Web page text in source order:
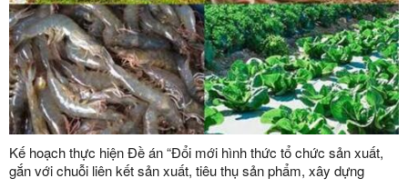
Kế hoạch thực hiện Đề án “Đổi mới hình thức tổ chức sản xuất,
gắn với chuỗi liên kết sản xuất, tiêu thụ sản phẩm, xây dựng